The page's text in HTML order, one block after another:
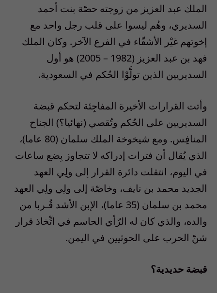
الملك عبد العزيز من زوجته حصّة بنت أحمد
السديري، وهُم ليسوا على قلب رجل واحد مع
إخوتهم غيْر الأشقّاء في الفرع الآخر. وكان الملك
فهد بن عبد العزيز (1982 – 2005) هو أول
السديريين الذين تولَّوْا الحُكم في السعودية.
وأتت القرارات الأخيرة المفاجِئة لتحكم قبضة
السديريين على الحُكم وتُقصي (نهائيا؟) الجناح
المنافِس. ومع شيخوخة الملك سلمان (80 عاما)،
الذي يُقال أن فترات إدراكه لا تتجاوز بِضع ساعات
في اليوم، انتقلت دائرة القرار إلى ولِي العهد
الجديد محمد بن نايف، وخاصّة إلى ولِي ولِي العهد
محمد بن سلمان (35 عاما)، الإبن الأشد قُـربا من
والده، والذي كان له الرّأي الحاسم في اتِّخاذ قرار
شنّ الحرب على الحوثيين في اليمن.
قبضة حديدية؟